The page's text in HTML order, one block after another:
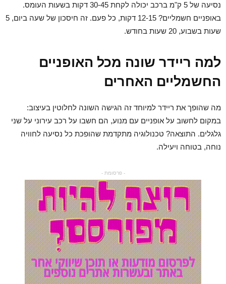
נסיעה של 5 ק"מ ברכב יכולה לקחת 30-45 דקות בשעות העומס.
באופניים חשמליים? 12-15 דקות, כל פעם. זה חיסכון של שעה ביום, 5
שעות בשבוע, 20 שעות בחודש.
למה ריידר שונה מכל האופניים
החשמליים האחרים
מה שהופך את ריידר למיוחד זה הגישה השונה לחלוטין בעיצוב:
במקום לחשוב על אופניים עם מנוע, הם חשבו על רכב עירוני על שני
גלגלים. התוצאה? טכנולוגיה מתקדמת שהופכת כל נסיעה לחוויה
נוחה, בטוחה ויעילה.
- פרסומת -